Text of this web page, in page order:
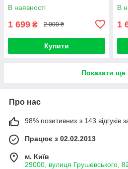
В наявності
1 699 ₴ 2 000 ₴
Купити
В
1
Показати ще
Про нас
98% позитивних з 143 відгуків
Працює з 02.02.2013
м. Київ
29000, вулиця Грушевського,